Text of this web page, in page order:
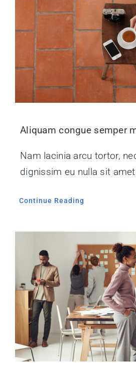
Aliquam congue semper
Nam lacinia arcu tortor,
dignissim eu nulla sit
Continue Reading